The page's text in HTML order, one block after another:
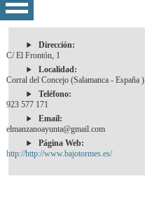
Dirección:
C/ El Frontón, 1
Localidad:
Corral del Concejo (Salamanca - España )
Teléfono:
923 577 171
Email:
elmanzanoayunta@gmail.com
Página Web:
http://http://www.bajotormes.es/